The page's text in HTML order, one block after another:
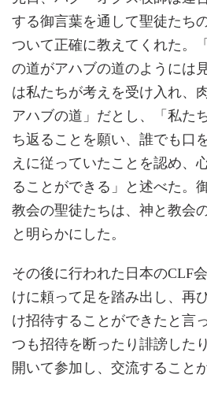
する御言葉を通して聖徒たち
ついて正確に教えてくれた。
の道がアハブの道のようには
は私たちが考えを受け入れ、
アハブの道」だとし、「私た
ち返ることを願い、誰でも口
えに従っていたことを認め、
ることができる」と述べた。
教会の聖徒たちは、神と教会
と明らかにした。
その後に行われた日本のCLF
けに頼って足を踏み出し、再
け招待することができたと言
つも招待を断ったり誹謗した
開いて参加し、交流すること